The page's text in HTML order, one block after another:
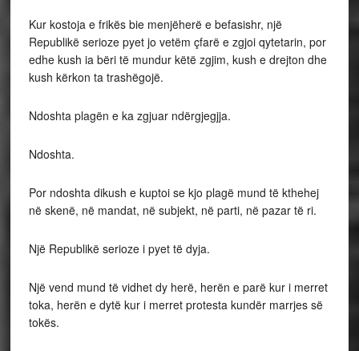
Kur kostoja e frikës bie menjëherë e befasishr, një
Republikë serioze pyet jo vetëm çfarë e zgjoi qytetarin, por
edhe kush ia bëri të mundur këtë zgjim, kush e drejton dhe
kush kërkon ta trashëgojë.
Ndoshta plagën e ka zgjuar ndërgjegjja.
Ndoshta.
Por ndoshta dikush e kuptoi se kjo plagë mund të kthehej
në skenë, në mandat, në subjekt, në parti, në pazar të ri.
Një Republikë serioze i pyet të dyja.
Një vend mund të vidhet dy herë, herën e parë kur i merret
toka, herën e dytë kur i merret protesta kundër marrjes së
tokës.